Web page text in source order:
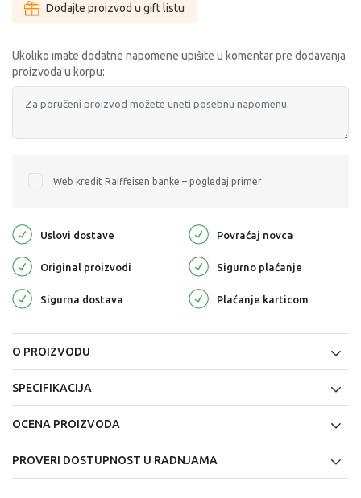
Dodajte proizvod u gift listu
Ukoliko imate dodatne napomene upišite u komentar pre dodavanja
proizvoda u korpu:
Web kredit Raiffeisen banke – pogledaj primer
Uslovi dostave Povraćaj novca
Original proizvodi Sigurno plaćanje
Sigurna dostava Plaćanje karticom
O PROIZVODU
SPECIFIKACIJA
OCENA PROIZVODA
PROVERI DOSTUPNOST U RADNJAMA